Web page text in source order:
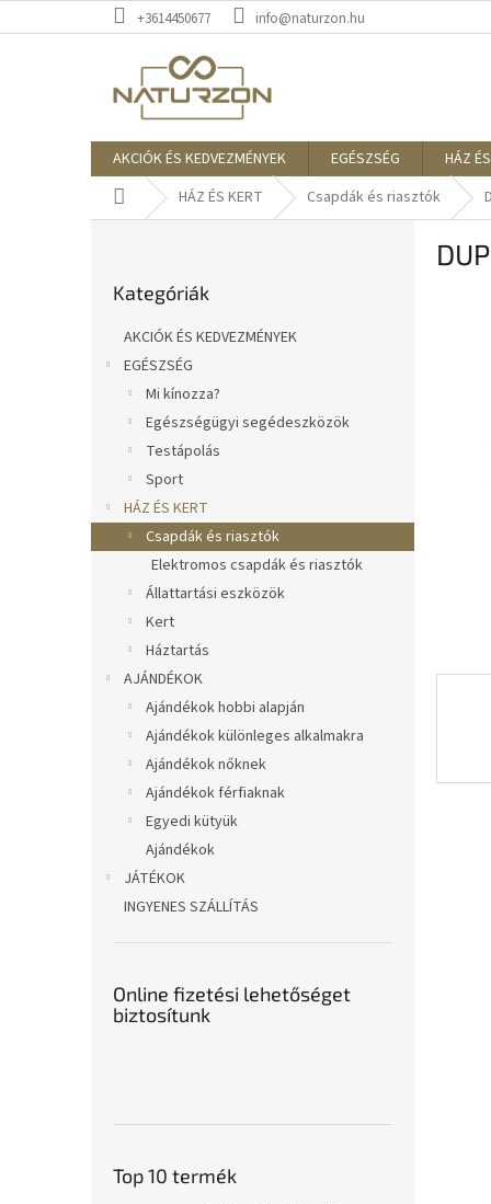
a
+3614450677 info@naturzon.hu
AKCIÓK ÉS KEDVEZMÉNYEK EGÉSZSÉG
HÁZ
KezdőlapHÁZ ÉS KERT Csapdák és riasztók
átugrása
Kategóriák
AKCIÓK ÉS KEDVEZMÉNYEK
EGÉSZSÉG
Mi kínozza?
Egészségügyi segédeszközök
Testápolás
Sport
HÁZ ÉS KERT
Csapdák és riasztók
Elektromos csapdák és riasztók
Állattartási eszközök
Kert
Háztartás
AJÁNDÉKOK
Ajándékok hobbi alapján
Ajándékok különleges alkalmakra
Ajándékok nőknek
Ajándékok férfiaknak
Egyedi kütyük
Ajándékok
JÁTÉKOK
INGYENES SZÁLLÍTÁS
Online fizetési lehetőséget
biztosítunk
Top 10 termék